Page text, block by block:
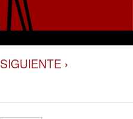
SIGUIENTE ›